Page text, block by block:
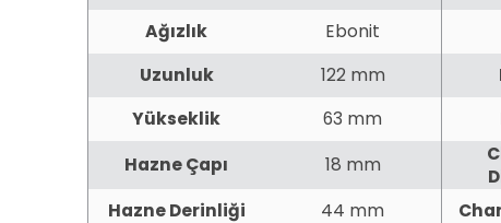
Ağızlık
Ebonit
Uzunluk
122 mm
Yükseklik
63 mm
Hazne Çapı
18 mm
Hazne Derinliği
44 mm